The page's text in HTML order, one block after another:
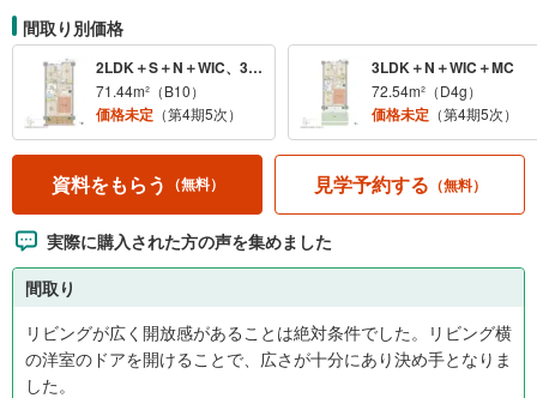
間取り別価格
2LDK＋S＋N＋WIC、3LDK＋N＋WIC
71.44m²（B10）
価格未定 （第4期5次）
3LDK＋N＋WIC＋MC
72.54m²（D4g）
価格未定 （第4期5次）
資料をもらう （無料） 見学予約する （無料）
実際に購入された方の声を集めました
間取り
リビングが広く開放感があることは絶対条件でした。リビング横
の洋室のドアを開けることで、広さが十分にあり決め手となりま
した。